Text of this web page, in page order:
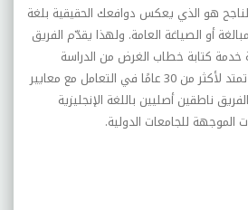
هو الذي يعكس دوافعك الحقيقية بلغة
أو الصياغة العامة. ولهذا يقدّم الفريق
كتابة خطاب الغرض من الدراسة
اعتمادًا على خبرة أكاديمية تمتد لأكثر من 30 عامًا في التعامل مع معايير
ناطقين أصليين باللغة الإنجليزية
الموجهة للجامعات الدولية.